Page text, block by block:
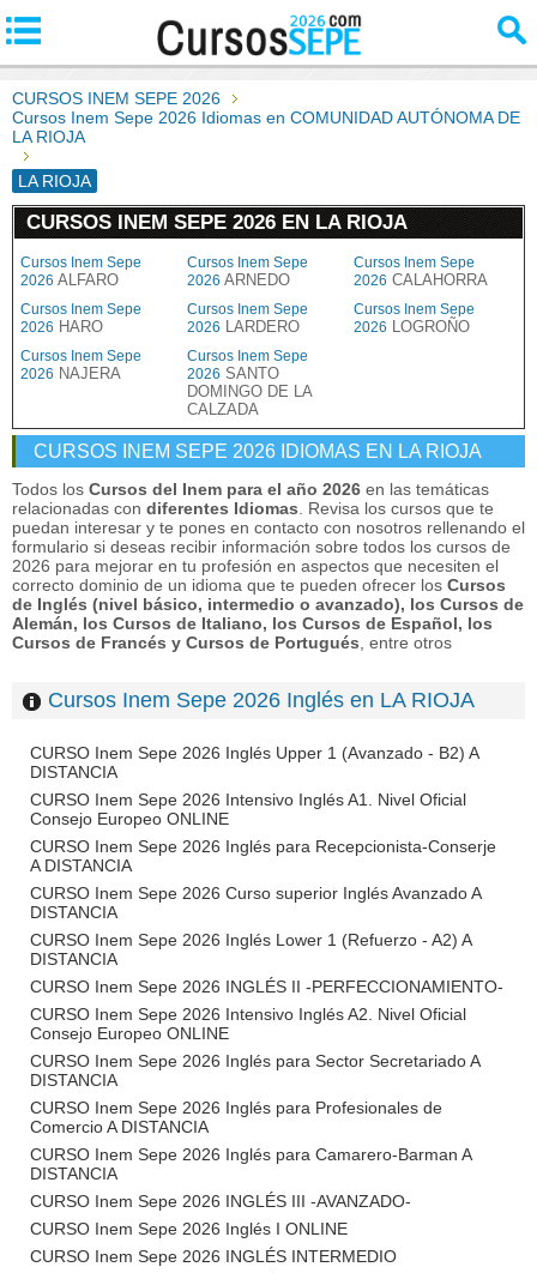
CURSOS INEM SEPE 2026
Cursos Inem Sepe 2026 Idiomas en COMUNIDAD AUTÓNOMA DE
LA RIOJA
LA RIOJA
CURSOS INEM SEPE 2026 EN LA RIOJA
Cursos Inem Sepe
2026 ALFARO
Cursos Inem Sepe
2026 ARNEDO
Cursos Inem Sepe
2026 CALAHORRA
Cursos Inem Sepe
2026 HARO
Cursos Inem Sepe
2026 LARDERO
Cursos Inem Sepe
2026 LOGROÑO
Cursos Inem Sepe
2026 NAJERA
Cursos Inem Sepe
2026 SANTO
DOMINGO DE LA
CALZADA
CURSOS INEM SEPE 2026 IDIOMAS EN LA RIOJA
Todos los Cursos del Inem para el año 2026 en las temáticas
relacionadas con diferentes Idiomas . Revisa los cursos que te
puedan interesar y te pones en contacto con nosotros rellenando el
formulario si deseas recibir información sobre todos los cursos de
2026 para mejorar en tu profesión en aspectos que necesiten el
correcto dominio de un idioma que te pueden ofrecer los Cursos
de Inglés (nivel básico, intermedio o avanzado), los Cursos de
Alemán, los Cursos de Italiano, los Cursos de Español, los
Cursos de Francés y Cursos de Portugués , entre otros
Cursos Inem Sepe 2026 Inglés en LA RIOJA
CURSO Inem Sepe 2026 Inglés Upper 1 (Avanzado - B2) A
DISTANCIA
CURSO Inem Sepe 2026 Intensivo Inglés A1. Nivel Oficial
Consejo Europeo ONLINE
CURSO Inem Sepe 2026 Inglés para Recepcionista-Conserje
A DISTANCIA
CURSO Inem Sepe 2026 Curso superior Inglés Avanzado A
DISTANCIA
CURSO Inem Sepe 2026 Inglés Lower 1 (Refuerzo - A2) A
DISTANCIA
CURSO Inem Sepe 2026 INGLÉS II -PERFECCIONAMIENTO-
CURSO Inem Sepe 2026 Intensivo Inglés A2. Nivel Oficial
Consejo Europeo ONLINE
CURSO Inem Sepe 2026 Inglés para Sector Secretariado A
DISTANCIA
CURSO Inem Sepe 2026 Inglés para Profesionales de
Comercio A DISTANCIA
CURSO Inem Sepe 2026 Inglés para Camarero-Barman A
DISTANCIA
CURSO Inem Sepe 2026 INGLÉS III -AVANZADO-
CURSO Inem Sepe 2026 Inglés I ONLINE
CURSO Inem Sepe 2026 INGLÉS INTERMEDIO